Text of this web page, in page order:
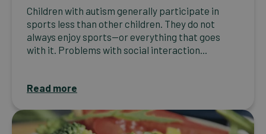
Children with autism generally participate in
sports less than other children. They do not
always enjoy sports—or everything that goes
with it. Problems with social interaction...
Read more